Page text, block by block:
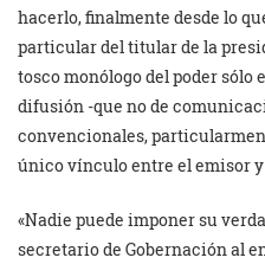
hacerlo, finalmente desde lo
particular del titular de la
tosco monólogo del poder sólo
difusión -que no de
convencionales,
único vínculo entre el emisor y
«Nadie puede imponer su
secretario de Gobernación al